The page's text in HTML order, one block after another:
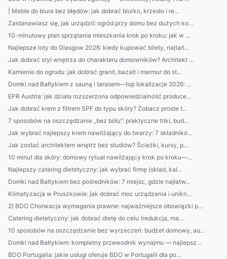
| Meble do biura bez błędów: jak dobrać biurko, krzesło i re...
Zastanawiasz się, jak urządzić ogród przy domu bez dużych ko...
10-minutowy plan sprzątania mieszkania krok po kroku: jak w ...
Najlepsze loty do Glasgow 2026: kiedy kupować bilety, najtań...
Jak dobrać styl wnętrza do charakteru domowników? Architekt ...
Kamienie do ogrodu: jak dobrać granit, bazalt i marmur do st...
Domki nad Bałtykiem z sauną i tarasem—top lokalizacje 2026: ...
EPR Austria: jak działa rozszerzona odpowiedzialność produce...
Jak dobrać krem z filtrem SPF do typu skóry? Zobacz proste t...
7 sposobów na oszczędzanie „bez bólu”: praktyczne triki, bud...
Jak wybrać najlepszy krem nawilżający do twarzy: 7 składnikó...
Jak zostać architektem wnętrz bez studiów? Ścieżki, kursy, p...
10 minut dla skóry: domowy rytuał nawilżający krok po kroku—...
Najlepszy catering dietetyczny: jak wybrać firmę (skład, kal...
Domki nad Bałtykiem bez pośredników: 7 miejsc, gdzie najłatw...
Klimatyzacja w Pruszkowie: jak dobrać moc urządzenia i unikn...
2) BDO Chorwacja wymagania prawne: najważniejsze obowiązki p...
Catering dietetyczny: jak dobrać dietę do celu (redukcja, ma...
10 sposobów na oszczędzanie bez wyrzeczeń: budżet domowy, au...
Domki nad Bałtykiem: kompletny przewodnik wynajmu — najlepsz...
BDO Portugalia: jakie usługi oferuje BDO w Portugalii dla po...